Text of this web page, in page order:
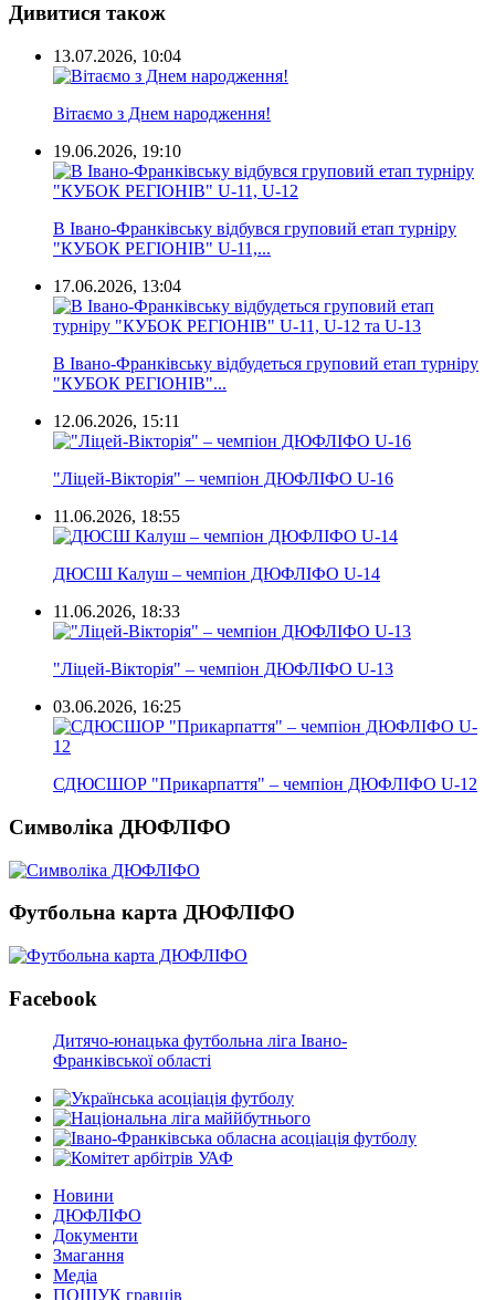
Дивитися також
13.07.2026, 10:04
Вітаємо з Днем народження!
19.06.2026, 19:10
В Івано-Франківську відбувся груповий етап турніру
"КУБОК РЕГІОНІВ" U-11,...
17.06.2026, 13:04
В Івано-Франківську відбудеться груповий етап турніру
"КУБОК РЕГІОНІВ"...
12.06.2026, 15:11
"Ліцей-Вікторія" – чемпіон ДЮФЛІФО U-16
11.06.2026, 18:55
ДЮСШ Калуш – чемпіон ДЮФЛІФО U-14
11.06.2026, 18:33
"Ліцей-Вікторія" – чемпіон ДЮФЛІФО U-13
03.06.2026, 16:25
СДЮСШОР "Прикарпаття" – чемпіон ДЮФЛІФО U-12
Символіка ДЮФЛІФО
Футбольна карта ДЮФЛІФО
Facebook
Дитячо-юнацька футбольна ліга Івано-
Франківської області
Новини
ДЮФЛІФО
Документи
Змагання
Медіа
ПОШУК гравців